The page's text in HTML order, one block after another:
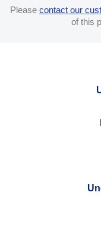
Please contact our
of this